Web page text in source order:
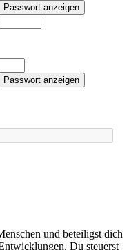
Passwort anzeigen
Passwort anzeigen
und beteiligst dich
Du steuerst